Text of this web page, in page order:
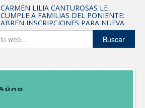
Del Estado
Secciones
Opinión
CARMEN LILIA CANTUROSAS LE
CUMPLE A FAMILIAS DEL PONIENTE:
ABREN INSCRIPCIONES PARA NUEVA
PRIMARIA EN EL PROGRESO
Entrega SEBIEN paquetes alimentarios
en Tampico
FORTALECE IMJUVE SALUD MENTAL DE
Buscar